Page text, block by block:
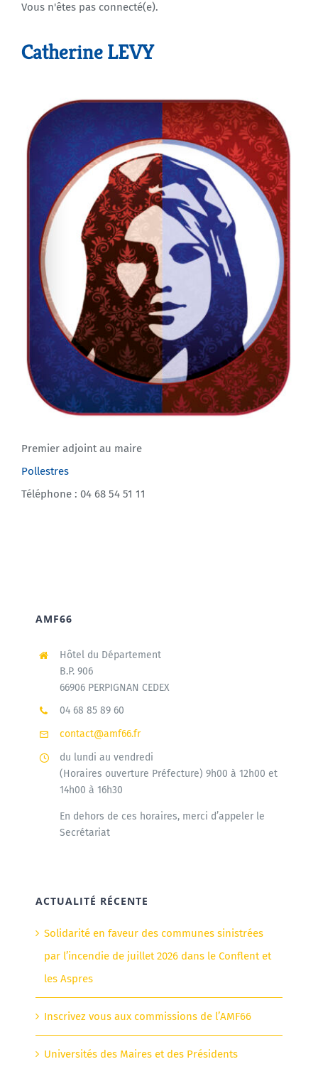
Agenda
Vous n'êtes pas connecté(e).
Catherine LEVY
Premier adjoint au maire
Pollestres
Téléphone : 04 68 54 51 11
AMF66
Hôtel du Département
B.P. 906
66906 PERPIGNAN CEDEX
04 68 85 89 60
contact@amf66.fr
du lundi au vendredi
(Horaires ouverture Préfecture) 9h00 à 12h00 et
14h00 à 16h30
En dehors de ces horaires, merci d’appeler le
Secrétariat
ACTUALITÉ RÉCENTE
Solidarité en faveur des communes sinistrées
par l’incendie de juillet 2026 dans le Conflent et
les Aspres
Inscrivez vous aux commissions de l’AMF66
Universités des Maires et des Présidents